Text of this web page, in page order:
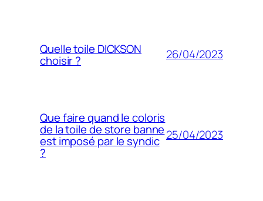
Quelle toile DICKSON
choisir ? 26/04/2023
Que faire quand le coloris
de la toile de store banne
est imposé par le syndic
?
25/04/2023